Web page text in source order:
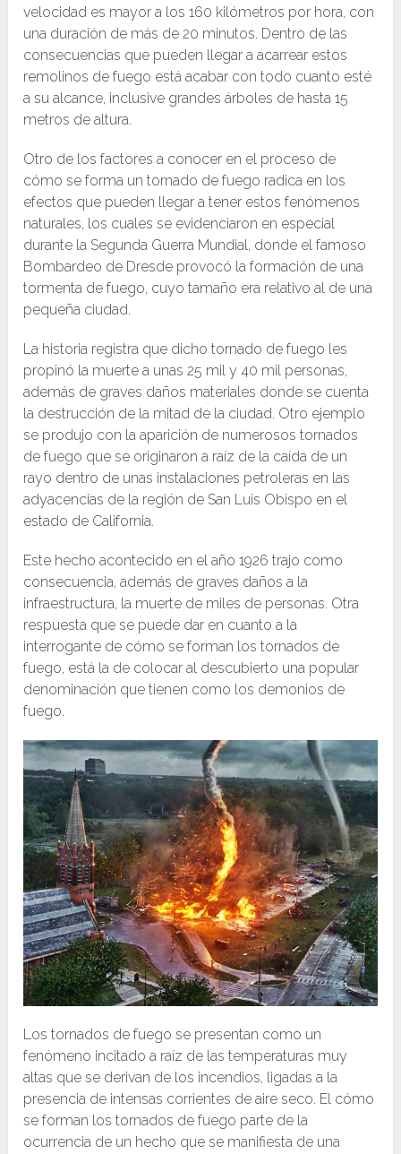
velocidad es mayor a los 160 kilómetros por hora, con
una duración de más de 20 minutos.​ Dentro de las
consecuencias que pueden llegar a acarrear estos
remolinos de fuego está acabar con todo cuanto esté
a su alcance, inclusive grandes árboles de hasta 15
metros de altura.
Otro de los factores a conocer en el proceso de
cómo se forma un tornado de fuego radica en los
efectos que pueden llegar a tener estos fenómenos
naturales, los cuales se evidenciaron en especial
durante la Segunda Guerra Mundial, donde el famoso
Bombardeo de Dresde provocó la formación de una
tormenta de fuego, cuyo tamaño era relativo al de una
pequeña ciudad.
La historia registra que dicho tornado de fuego les
propinó la muerte a unas 25 mil y 40 mil personas,
además de graves daños materiales donde se cuenta
la destrucción de la mitad de la ciudad. Otro ejemplo
se produjo con la aparición de numerosos tornados
de fuego que se originaron a raíz de la caída de un
rayo dentro de unas instalaciones petroleras en las
adyacencias de la región de San Luis Obispo en el
estado de California.
Este hecho acontecido en el año 1926 trajo como
consecuencia, además de graves daños a la
infraestructura, la muerte de miles de personas. Otra
respuesta que se puede dar en cuanto a la
interrogante de cómo se forman los tornados de
fuego, está la de colocar al descubierto una popular
denominación que tienen como los demonios de
fuego.
Los tornados de fuego se presentan como un
fenómeno incitado a raíz de las temperaturas muy
altas que se derivan de los incendios, ligadas a la
presencia de intensas corrientes de aire seco. El cómo
se forman los tornados de fuego parte de la
ocurrencia de un hecho que se manifiesta de una